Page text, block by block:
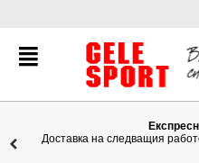
ден за всички налични стоки!